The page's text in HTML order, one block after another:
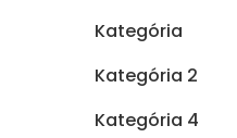
Kategória
Kategória 2
Kategória 4